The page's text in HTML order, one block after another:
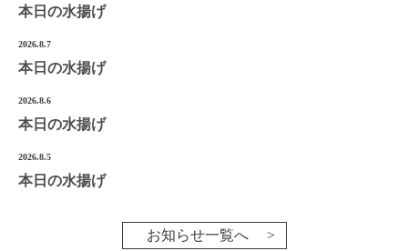
本日の水揚げ
2026.8.7
本日の水揚げ
2026.8.6
本日の水揚げ
2026.8.5
本日の水揚げ
お知らせ一覧へ